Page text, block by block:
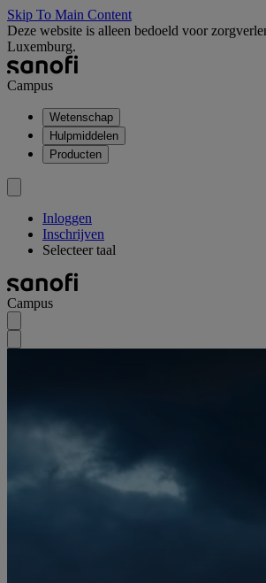
Skip To Main Content
Deze website is alleen bedoeld voor
Luxemburg.
Campus
Wetenschap
Hulpmiddelen
Producten
Inloggen
Inschrijven
Selecteer taal
Campus